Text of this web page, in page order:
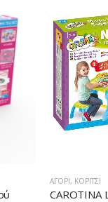
ΑΓΌΡΙ, ΚΟΡΊΤΣΙ